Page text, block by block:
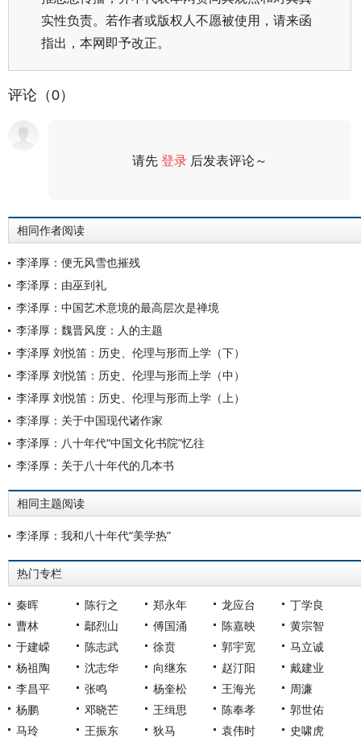
实性负责。若作者或版权人不愿被使用，请来函
指出，本网即予改正。
评论（0）
请先登录 后发表评论～
相同作者阅读
李泽厚：便无风雪也摧残
李泽厚：由巫到礼
李泽厚：中国艺术意境的最高层次是禅境
李泽厚：魏晋风度：人的主题
李泽厚 刘悦笛：历史、伦理与形而上学（下）
李泽厚 刘悦笛：历史、伦理与形而上学（中）
李泽厚 刘悦笛：历史、伦理与形而上学（上）
李泽厚：关于中国现代诸作家
李泽厚：八十年代“中国文化书院”忆往
李泽厚：关于八十年代的几本书
相同主题阅读
李泽厚：我和八十年代“美学热”
热门专栏
秦晖 陈行之 郑永年 龙应台
丁学良
曹林
鄢烈山 傅国涌 陈嘉映
黄宗智
于建嵘
陈志武 徐贲 郭宇宽
马立诚
杨祖陶
沈志华 向继东 赵汀阳
戴建业
李昌平
张鸣 杨奎松 王海光
周濂
杨鹏
邓晓芒 王缉思 陈奉孝
郭世佑
马玲
王振东 狄马 袁伟时
史啸虎